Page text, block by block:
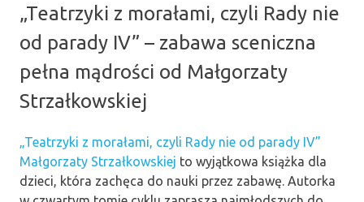
„Teatrzyki z morałami, czyli Rady nie
od parady IV” – zabawa sceniczna
pełna mądrości od Małgorzaty
Strzałkowskiej
„Teatrzyki z morałami, czyli Rady nie od parady IV”
Małgorzaty Strzałkowskiej to wyjątkowa książka dla
dzieci, która zachęca do nauki przez zabawę. Autorka